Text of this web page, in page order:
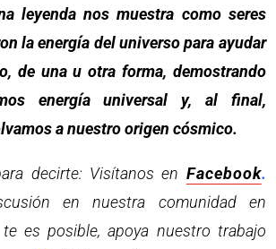
leyenda nos muestra como seres
la energía del universo para ayudar
de una u otra forma, demostrando
energía universal y, al final,
a nuestro origen cósmico.
decirte: Visítanos en Facebook.
en nuestra comunidad en
es posible, apoya nuestro trabajo